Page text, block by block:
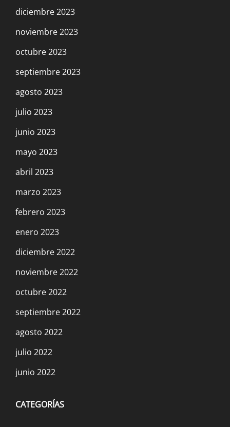
diciembre 2023
noviembre 2023
octubre 2023
septiembre 2023
agosto 2023
julio 2023
junio 2023
mayo 2023
abril 2023
marzo 2023
febrero 2023
enero 2023
diciembre 2022
noviembre 2022
octubre 2022
septiembre 2022
agosto 2022
julio 2022
junio 2022
CATEGORÍAS